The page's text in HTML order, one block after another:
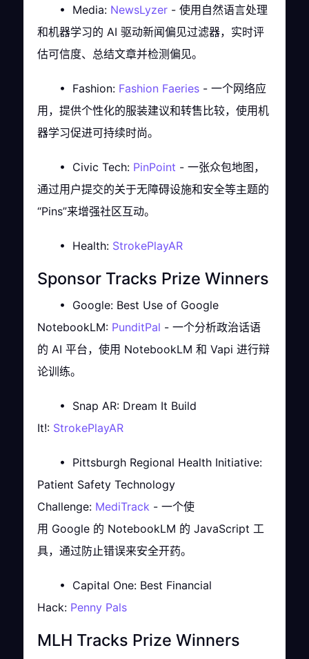
• Media: NewsLyzer - 使用自然语言处理
和机器学习的 AI 驱动新闻偏见过滤器，实时评
估可信度、总结文章并检测偏见。
• Fashion: Fashion Faeries - 一个网络应
用，提供个性化的服装建议和转售比较，使用机
器学习促进可持续时尚。
• Civic Tech: PinPoint - 一张众包地图，
通过用户提交的关于无障碍设施和安全等主题的
“Pins”来增强社区互动。
• Health: StrokePlayAR
Sponsor Tracks Prize Winners
• Google: Best Use of Google
NotebookLM: PunditPal - 一个分析政治话语
的 AI 平台，使用 NotebookLM 和 Vapi 进行辩
论训练。
• Snap AR: Dream It Build
It!: StrokePlayAR
• Pittsburgh Regional Health Initiative:
Patient Safety Technology
Challenge: MediTrack - 一个使
用 Google 的 NotebookLM 的 JavaScript 工
具，通过防止错误来安全开药。
• Capital One: Best Financial
Hack: Penny Pals
MLH Tracks Prize Winners